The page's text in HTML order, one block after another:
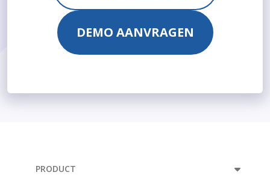
DEMO AANVRAGEN
PRODUCT